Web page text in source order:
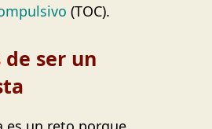
(TOC).
ser un